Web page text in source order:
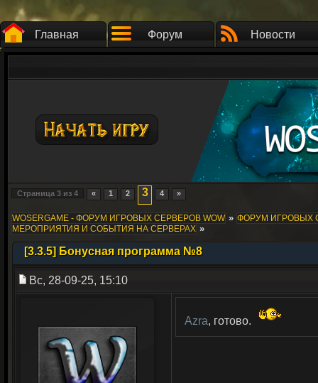
Главная Форум Новости
Страница 3 из 4 « 1 2 3 4 »
WOSERGAME - ФОРУМ ИГРОВЫХ СЕРВЕРОВ WOW » ФОРУМ ИГРОВЫХ
МЕРОПРИЯТИЯ И СОБЫТИЯ НА СЕРВЕРАХ »
[3.3.5] Бонусная программа №8
Вс, 28-09-25, 15:10
Azra, готово.